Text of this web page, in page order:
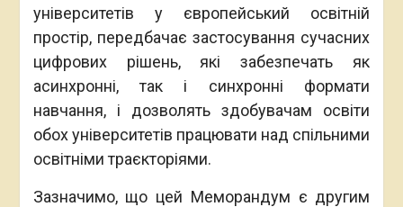
університетів у європейський освітній
простір, передбачає застосування сучасних
цифрових рішень, які забезпечать як
асинхронні, так і синхронні формати
навчання, і дозволять здобувачам освіти
обох університетів працювати над спільними
освітніми траєкторіями.
Зазначимо, що цей Меморандум є другим